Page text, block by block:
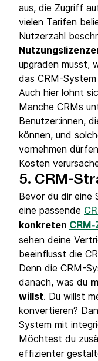
aus, die Zugriff
vielen Tarifen
Nutzerzahl
upgraden musst,
das CRM-
Auch hier lohnt
Manche CRMs
Benutzer:innen,
können, und
vornehmen
Kosten
5. CRM-
Bevor du dir
eine passende
konkreten CRM-
sehen deine
beeinflusst die
Denn die CRM-
danach, was du
willst. Du willst
konvertieren?
System mit
Möchtest du
effizienter